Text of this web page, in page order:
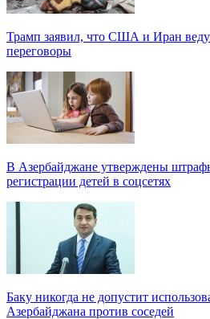
Трамп заявил, что США и Иран
переговоры
В Азербайджане утверждены
регистрации детей в соцсетях
Баку никогда не допустит
Азербайджана против соседей